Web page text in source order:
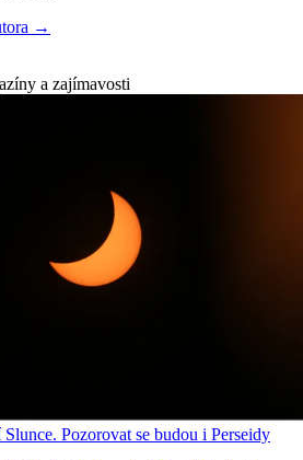
→
a zajímavosti
Pozorovat se budou i Perseidy